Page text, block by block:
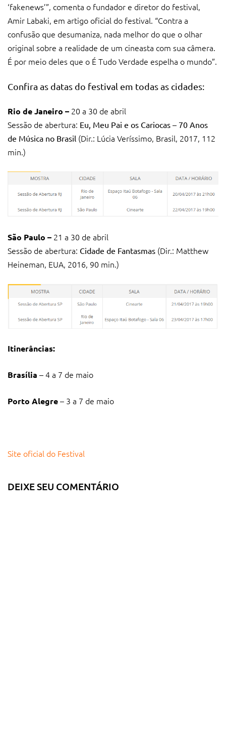
‘fakenews’”, comenta o fundador e diretor do festival,
Amir Labaki, em artigo oficial do festival. “Contra a
confusão que desumaniza, nada melhor do que o olhar
original sobre a realidade de um cineasta com sua câmera.
É por meio deles que o É Tudo Verdade espelha o mundo”.
Confira as datas do festival em todas as cidades:
Rio de Janeiro – 20 a 30 de abril
Sessão de abertura: Eu, Meu Pai e os Cariocas – 70 Anos
de Música no Brasil (Dir.: Lúcia Veríssimo, Brasil, 2017, 112
min.)
São Paulo – 21 a 30 de abril
Sessão de abertura: Cidade de Fantasmas (Dir.: Matthew
Heineman, EUA, 2016, 90 min.)
Itinerâncias:
Brasília – 4 a 7 de maio
Porto Alegre– 3 a 7 de maio
Site oficial do Festival
DEIXE SEU COMENTÁRIO